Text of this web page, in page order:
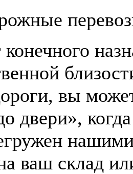
вы
двери»,
ваш склад